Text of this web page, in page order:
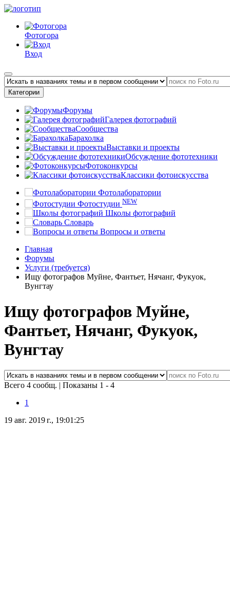
Фотогора
Вход
Категории
Форумы
Галерея фотографий
Сообщества
Барахолка
Выставки и проекты
Обсуждение фототехники
Фотоконкурсы
Классики фотоискусства
Фотолаборатории
Фотостудии NEW
Школы фотографий
Словарь
Вопросы и ответы
Главная
Форумы
Услуги (требуется)
Ищу фотографов Муйне, Фантьет, Нячанг, Фукуок,
Вунгтау
Ищу фотографов Муйне,
Фантьет, Нячанг, Фукуок,
Вунгтау
Всего 4 сообщ. | Показаны 1 - 4
1
19 авг. 2019 г., 19:01:25